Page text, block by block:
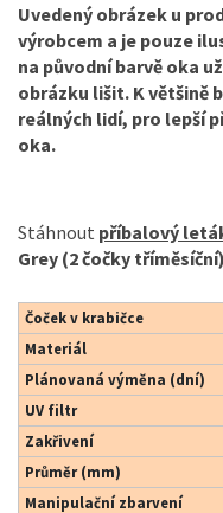
Uvedený obrázek u
výrobcem a je pouze
na původní barvě oka
obrázku lišit. K většině
reálných lidí, pro lepší
oka.
Stáhnout příbalový
Grey (2 čočky
Čoček v krabičce
Materiál
Plánovaná výměna (dní)
UV filtr
Zakřivení
Průměr (mm)
Manipulační zbarvení